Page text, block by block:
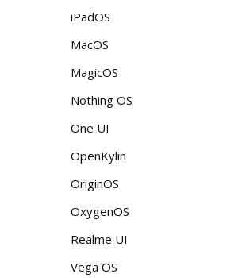
iPadOS
MacOS
MagicOS
Nothing OS
One UI
OpenKylin
OriginOS
OxygenOS
Realme UI
Vega OS